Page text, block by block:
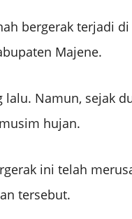
bergerak terjadi
Majene.
Namun, sejak
hujan.
ini telah
tersebut.